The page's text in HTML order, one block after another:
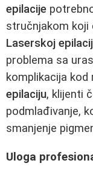
epilacije
stručnjakom koji
Laserskoj
problema sa
komplikacija kod
epilaciju, klijenti
podmlađivanje,
smanjenje
Uloga